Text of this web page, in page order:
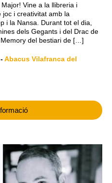
Vine a la llibreria i
i creativitat amb la
i la Nansa. Durant tot el dia,
dels Gegants i del Drac de
del bestiari de […]
-Abacus Vilafranca del